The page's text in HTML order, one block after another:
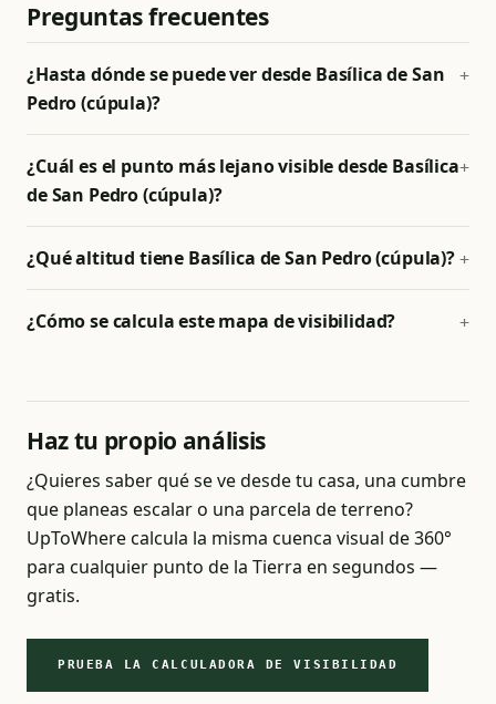
Preguntas frecuentes
¿Hasta dónde se puede ver desde Basílica de San
Pedro (cúpula)?
¿Cuál es el punto más lejano visible desde Basílica
de San Pedro (cúpula)?
¿Qué altitud tiene Basílica de San Pedro (cúpula)?
¿Cómo se calcula este mapa de visibilidad?
Haz tu propio análisis
¿Quieres saber qué se ve desde tu casa, una cumbre
que planeas escalar o una parcela de terreno?
UpToWhere calcula la misma cuenca visual de 360°
para cualquier punto de la Tierra en segundos —
gratis.
PRUEBA LA CALCULADORA DE VISIBILIDAD